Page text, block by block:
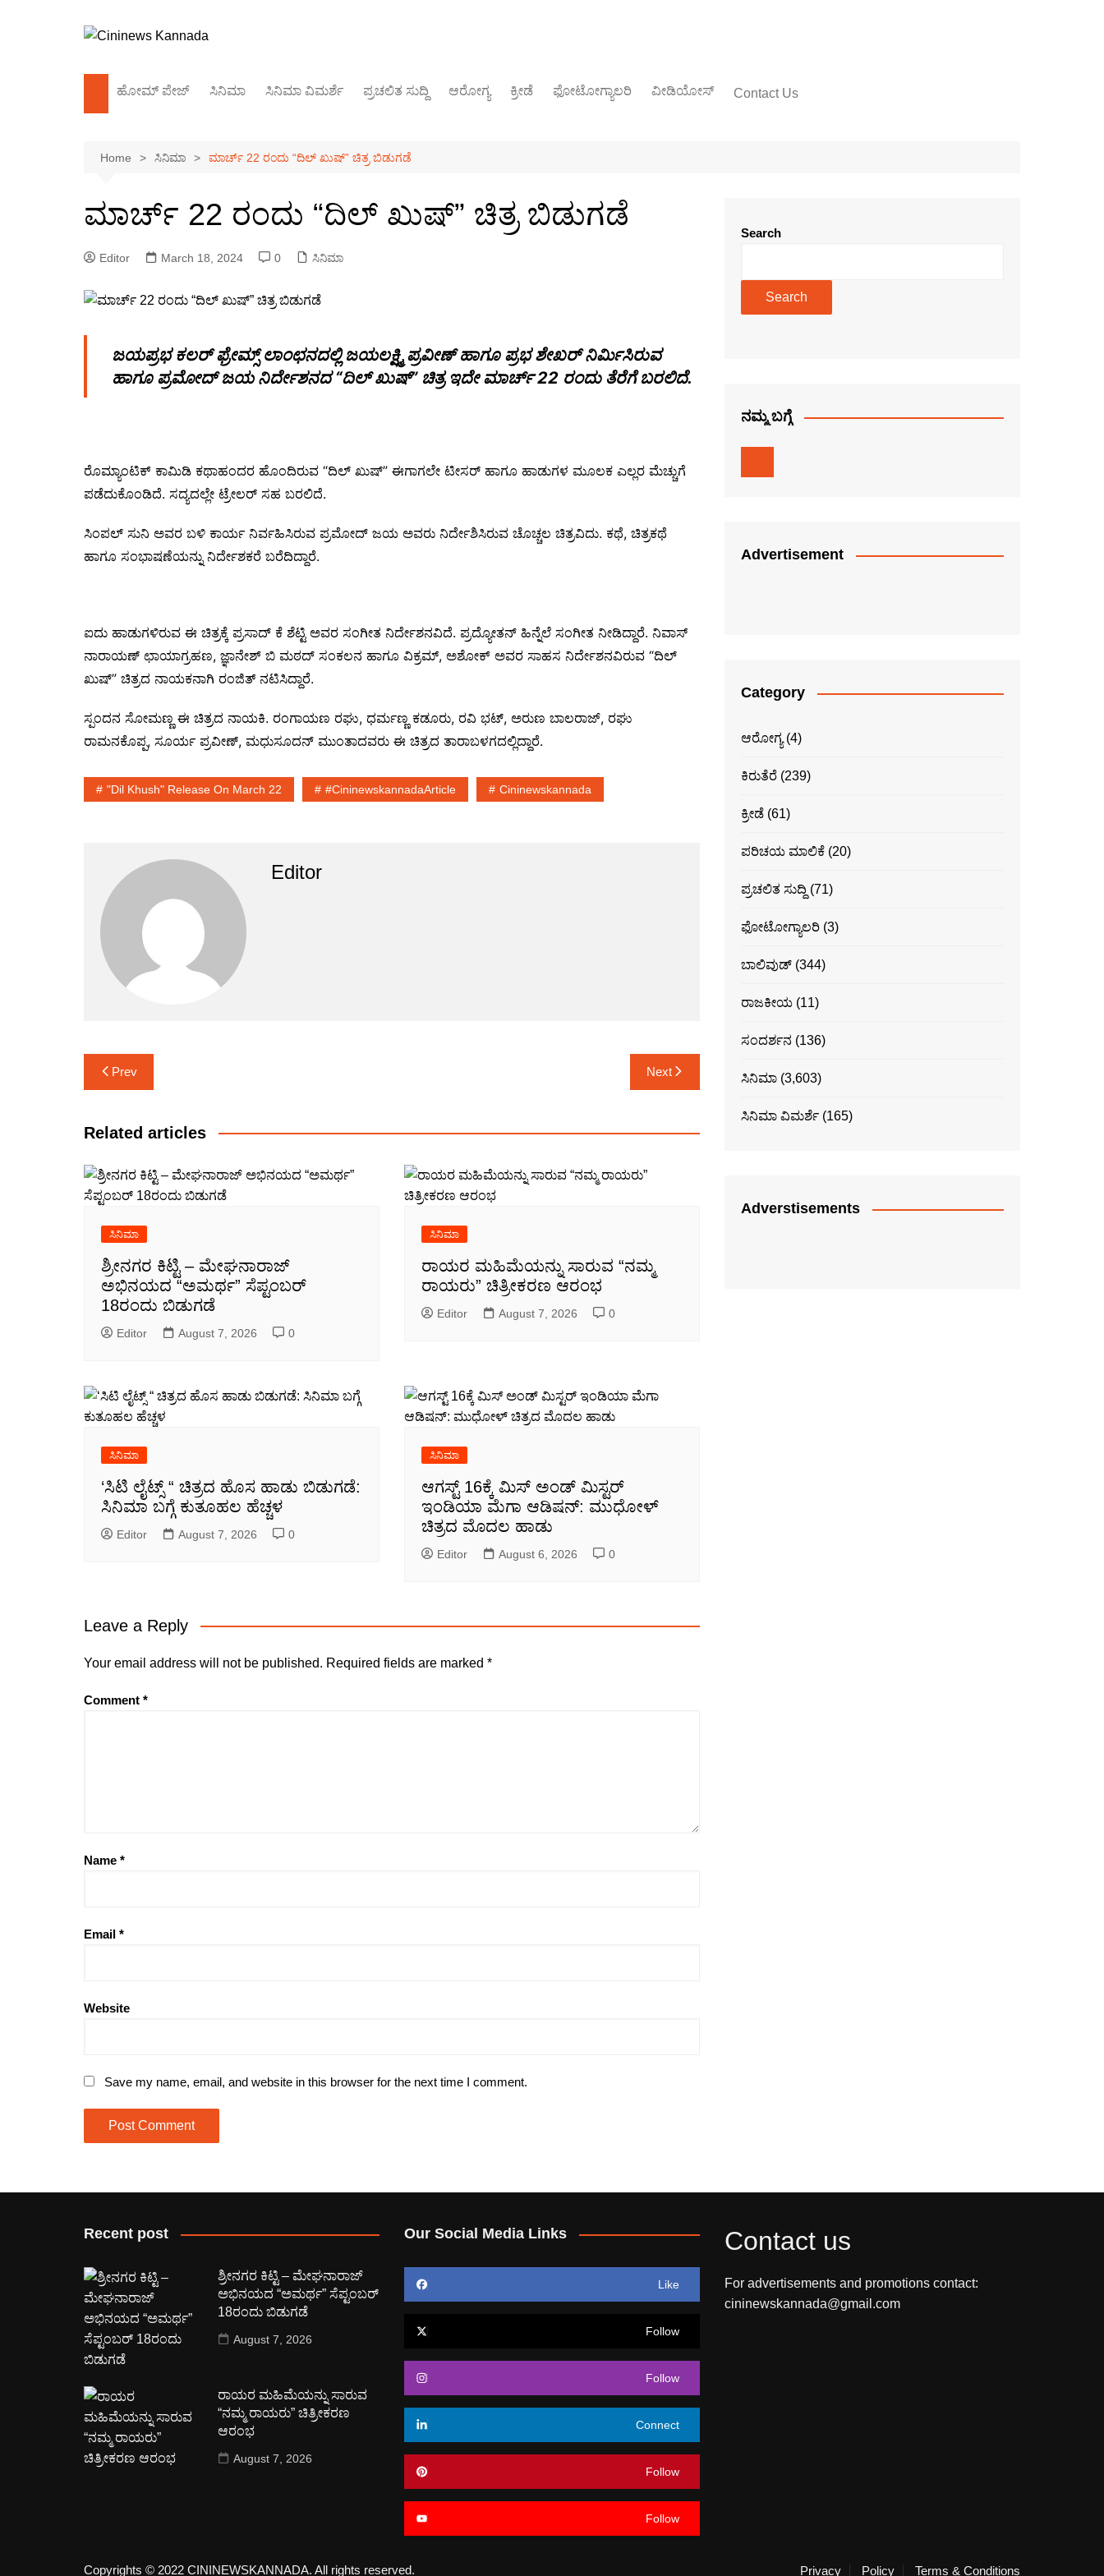
ಹೋಮ್‌ ಪೇಜ್ ಸಿನಿಮಾ
ಬಾಲಿವುಡ್
ಸಂದರ್ಶನ
ಸಿನಿಮಾ ವಿಮರ್ಶೆ ಪ್ರಚಲಿತ ಸುದ್ದಿ ಆರೋಗ್ಯ ಕ್ರೀಡೆ ಫೋಟೋಗ್ಯಾಲರಿ ವೀಡಿಯೋಸ್ Contact Us
Home ಸಿನಿಮಾ ಮಾರ್ಚ್ 22 ರಂದು “ದಿಲ್ ಖುಷ್” ಚಿತ್ರ ಬಿಡುಗಡೆ
ಮಾರ್ಚ್ 22 ರಂದು “ದಿಲ್ ಖುಷ್” ಚಿತ್ರ ಬಿಡುಗಡೆ
Editor March 18, 2024 0 ಸಿನಿಮಾ
ಜಯಪ್ರಭ ಕಲರ್ ಫ್ರೇಮ್ಸ್ ಲಾಂಛನದಲ್ಲಿ ಜಯಲಕ್ಷ್ಮಿ ಪ್ರವೀಣ್ ಹಾಗೂ ಪ್ರಭ ಶೇಖರ್ ನಿರ್ಮಿಸಿರುವ
ಹಾಗೂ ಪ್ರಮೋದ್ ಜಯ ನಿರ್ದೇಶನದ “ದಿಲ್ ಖುಷ್” ಚಿತ್ರ ಇದೇ ಮಾರ್ಚ್ 22 ರಂದು ತೆರೆಗೆ ಬರಲಿದೆ.
ರೊಮ್ಯಾಂಟಿಕ್ ಕಾಮಿಡಿ ಕಥಾಹಂದರ ಹೊಂದಿರುವ “ದಿಲ್ ಖುಷ್” ಈಗಾಗಲೇ ಟೀಸರ್ ಹಾಗೂ ಹಾಡುಗಳ ಮೂಲಕ ಎಲ್ಲರ ಮೆಚ್ಚುಗೆ
ಪಡೆದುಕೊಂಡಿದೆ. ಸದ್ಯದಲ್ಲೇ ಟ್ರೇಲರ್ ಸಹ ಬರಲಿದೆ.
ಸಿಂಪಲ್ ಸುನಿ ಅವರ ಬಳಿ ಕಾರ್ಯ ನಿರ್ವಹಿಸಿರುವ ಪ್ರಮೋದ್ ಜಯ ಅವರು ನಿರ್ದೇಶಿಸಿರುವ ಚೊಚ್ಚಲ ಚಿತ್ರವಿದು. ಕಥೆ, ಚಿತ್ರಕಥೆ
ಹಾಗೂ ಸಂಭಾಷಣೆಯನ್ನು ನಿರ್ದೇಶಕರೆ ಬರೆದಿದ್ದಾರೆ.
ಐದು ಹಾಡುಗಳಿರುವ ಈ ಚಿತ್ರಕ್ಕೆ ಪ್ರಸಾದ್ ಕೆ ಶೆಟ್ಟಿ ಅವರ ಸಂಗೀತ ನಿರ್ದೇಶನವಿದೆ. ಪ್ರದ್ಯೋತನ್ ಹಿನ್ನೆಲೆ ಸಂಗೀತ ನೀಡಿದ್ದಾರೆ. ನಿವಾಸ್
ನಾರಾಯಣ್ ಛಾಯಾಗ್ರಹಣ, ಜ್ಞಾನೇಶ್ ಬಿ ಮಠದ್ ಸಂಕಲನ ಹಾಗೂ ವಿಕ್ರಮ್, ಅಶೋಕ್ ಅವರ ಸಾಹಸ ನಿರ್ದೇಶನವಿರುವ “ದಿಲ್
ಖುಷ್” ಚಿತ್ರದ ನಾಯಕನಾಗಿ ರಂಜಿತ್ ನಟಿಸಿದ್ದಾರೆ.
ಸ್ಪಂದನ ಸೋಮಣ್ಣ ಈ ಚಿತ್ರದ ನಾಯಕಿ. ರಂಗಾಯಣ ರಘು, ಧರ್ಮಣ್ಣ ಕಡೂರು, ರವಿ ಭಟ್, ಅರುಣ ಬಾಲರಾಜ್, ರಘು
ರಾಮನಕೊಪ್ಪ, ಸೂರ್ಯ ಪ್ರವೀಣ್, ಮಧುಸೂದನ್ ಮುಂತಾದವರು ಈ ಚಿತ್ರದ ತಾರಾಬಳಗದಲ್ಲಿದ್ದಾರೆ.
"Dil Khush" Release On March 22 #cininewskannadaArticle Cininewskannada
Editor
Post
navigation
Prev Next
Related articles
ಸಿನಿಮಾ
ಶ್ರೀನಗರ ಕಿಟ್ಟಿ – ಮೇಘನಾರಾಜ್
ಅಭಿನಯದ “ಅಮರ್ಥ” ಸೆಪ್ಟಂಬರ್
18ರಂದು ಬಿಡುಗಡೆ
Editor August 7, 2026 0
ಸಿನಿಮಾ
ರಾಯರ ಮಹಿಮೆಯನ್ನು ಸಾರುವ “ನಮ್ಮ
ರಾಯರು” ಚಿತ್ರೀಕರಣ ಆರಂಭ
Editor August 7, 2026 0
ಸಿನಿಮಾ
‘ಸಿಟಿ ಲೈಟ್ಸ್ “ ಚಿತ್ರದ ಹೊಸ ಹಾಡು ಬಿಡುಗಡೆ:
ಸಿನಿಮಾ ಬಗ್ಗೆ ಕುತೂಹಲ ಹೆಚ್ಚಳ
Editor August 7, 2026 0
ಸಿನಿಮಾ
ಆಗಸ್ಟ್ 16ಕ್ಕೆ ಮಿಸ್ ಅಂಡ್ ಮಿಸ್ಟರ್
ಇಂಡಿಯಾ ಮೆಗಾ ಆಡಿಷನ್: ಮುಧೋಳ್
ಚಿತ್ರದ ಮೊದಲ ಹಾಡು
Editor August 6, 2026 0
Leave a Reply
Your email address will not be published. Required fields are marked *
Comment *
Name *
Email *
Website
Save my name, email, and website in this browser for the next time I comment.
Search
Search
ನಮ್ಮ ಬಗ್ಗೆ
Advertisement
Category
ಆರೋಗ್ಯ(4)
ಕಿರುತೆರೆ (239)
ಕ್ರೀಡೆ (61)
ಪರಿಚಯ ಮಾಲಿಕೆ (20)
ಪ್ರಚಲಿತ ಸುದ್ದಿ (71)
ಫೋಟೋಗ್ಯಾಲರಿ (3)
ಬಾಲಿವುಡ್ (344)
ರಾಜಕೀಯ (11)
ಸಂದರ್ಶನ (136)
ಸಿನಿಮಾ (3,603)
ಸಿನಿಮಾ ವಿಮರ್ಶೆ (165)
Adverstisements
Recent post
ಶ್ರೀನಗರ ಕಿಟ್ಟಿ – ಮೇಘನಾರಾಜ್
ಅಭಿನಯದ “ಅಮರ್ಥ” ಸೆಪ್ಟಂಬರ್
18ರಂದು ಬಿಡುಗಡೆ
August 7, 2026
ರಾಯರ ಮಹಿಮೆಯನ್ನು ಸಾರುವ
“ನಮ್ಮ ರಾಯರು” ಚಿತ್ರೀಕರಣ
ಆರಂಭ
August 7, 2026
Our Social Media Links
Like
Follow
Follow
Connect
Follow
Follow
Contact us
For advertisements and promotions contact:
cininewskannada@gmail.com
Copyrights © 2022 CININEWSKANNADA. All rights reserved. Privacy Policy Terms & Conditions